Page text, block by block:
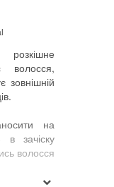
розкішне
волосся,
зовнішній
на
зачіску
волосся